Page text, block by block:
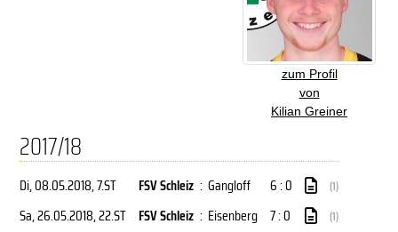
zum Profil
von
Kilian Greiner
2017/18
Di, 08.05.2018, 7.ST FSV Schleiz : Gangloff 6 : 0 (1)
Sa, 26.05.2018, 22.ST FSV Schleiz : Eisenberg 7 : 0 (1)